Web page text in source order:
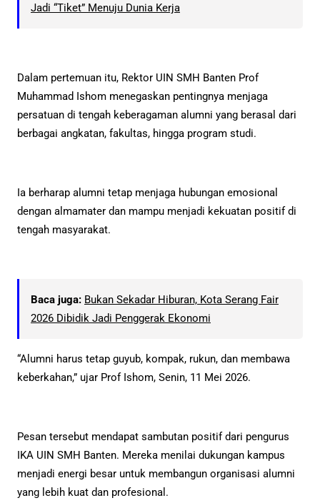
Jadi “Tiket” Menuju Dunia Kerja
Dalam pertemuan itu, Rektor UIN SMH Banten Prof
Muhammad Ishom menegaskan pentingnya menjaga
persatuan di tengah keberagaman alumni yang berasal dari
berbagai angkatan, fakultas, hingga program studi.
Ia berharap alumni tetap menjaga hubungan emosional
dengan almamater dan mampu menjadi kekuatan positif di
tengah masyarakat.
Baca juga: Bukan Sekadar Hiburan, Kota Serang Fair
2026 Dibidik Jadi Penggerak Ekonomi
“Alumni harus tetap guyub, kompak, rukun, dan membawa
keberkahan,” ujar Prof Ishom, Senin, 11 Mei 2026.
Pesan tersebut mendapat sambutan positif dari pengurus
IKA UIN SMH Banten. Mereka menilai dukungan kampus
menjadi energi besar untuk membangun organisasi alumni
yang lebih kuat dan profesional.